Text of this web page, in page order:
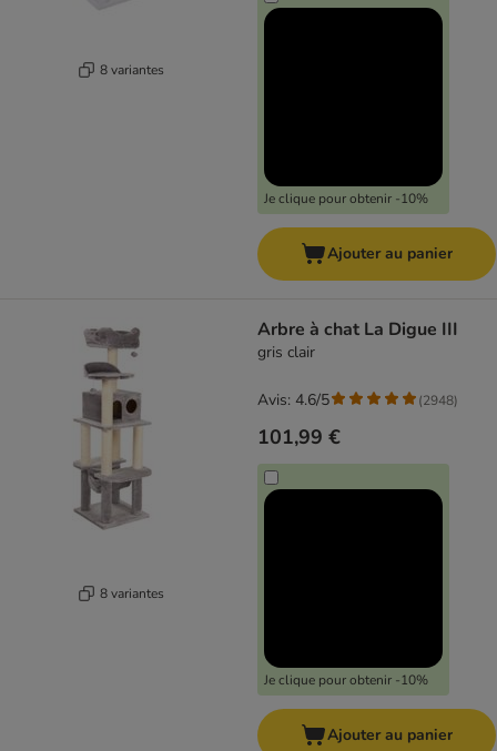
8 variantes
Je clique pour obtenir -10%
Ajouter au panier
8 variantes
Arbre à chat La Digue III
gris clair
101,99 €
Je clique pour obtenir -10%
Avis: 4.6/5 (2948)
Ajouter au panier